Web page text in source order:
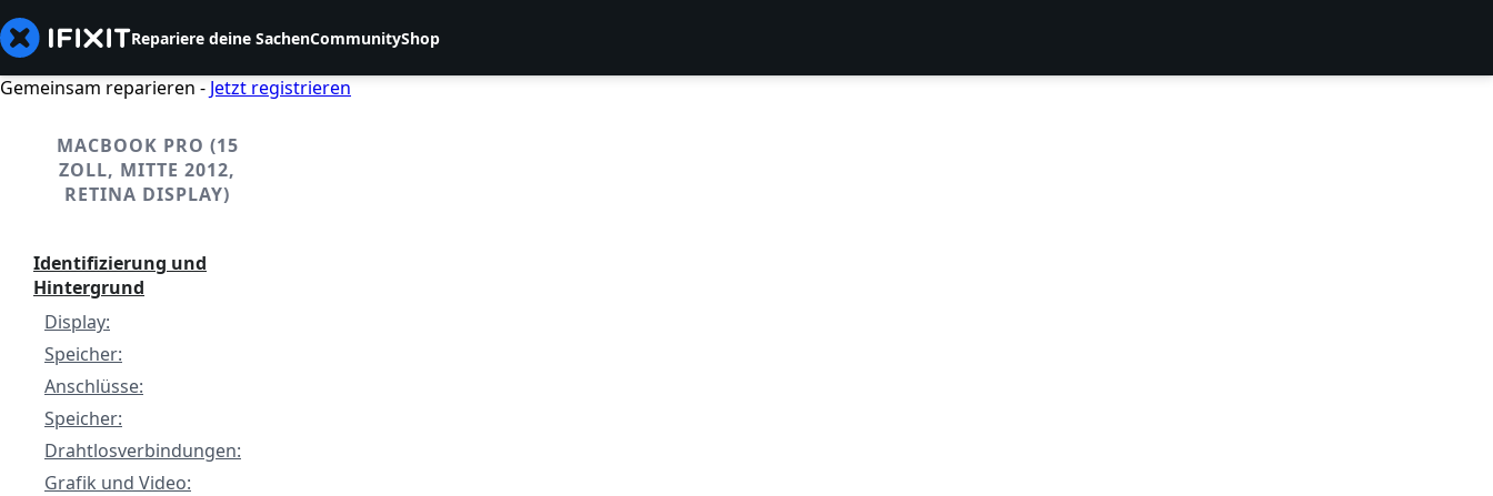
Repariere deine SachenCommunityShop
Gemeinsam reparieren - Jetzt registrieren
MACBOOK PRO (15
ZOLL, MITTE 2012,
RETINA DISPLAY)
Identifizierung und
Hintergrund
Display:
Speicher:
Anschlüsse:
Speicher:
Drahtlosverbindungen:
Grafik und Video: